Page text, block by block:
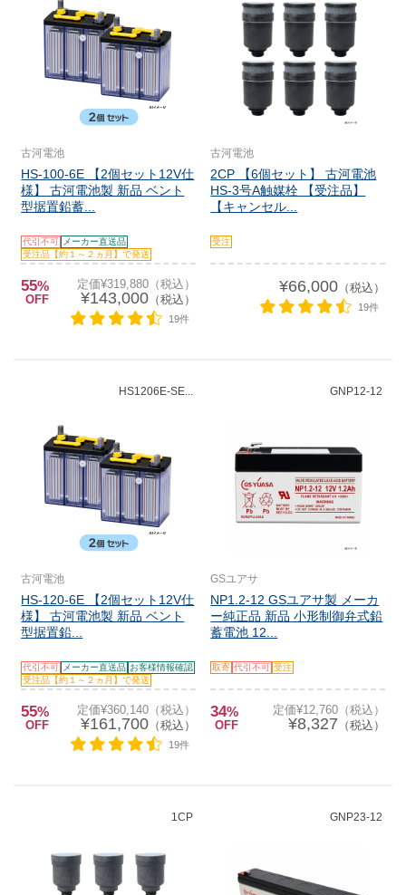
古河電池
HS-100-6E 【2個セット12V仕
様】 古河電池製 新品 ベント
型据置鉛蓄...
代引不可
メーカー直送品
受注品【約１～２ヵ月】で発送
55%
OFF
定価¥319,880（税込）
¥143,000（税込）
19件
古河電池
2CP 【6個セット】 古河電池
HS-3号A触媒栓 【受注品】
【キャンセル...
受注
¥66,000（税込）
19件
HS1206E-SE...
古河電池
HS-120-6E 【2個セット12V仕
様】 古河電池製 新品 ベント
型据置鉛...
代引不可 メーカー直送品 お客様情報確認
受注品【約１～２ヵ月】で発送
55%
OFF
定価¥360,140（税込）
¥161,700（税込）
19件
GNP12-12
GSユアサ
NP1.2-12 GSユアサ製 メーカ
ー純正品 新品 小形制御弁式鉛
蓄電池 12...
取寄 代引不可 受注
34%
OFF
定価¥12,760（税込）
¥8,327 （税込）
1CP GNP23-12